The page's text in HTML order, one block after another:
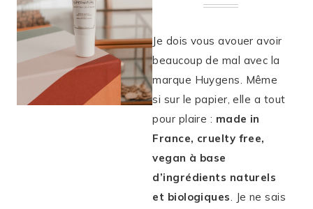
Je dois vous avouer avoir
beaucoup de mal avec la
marque Huygens. Même
si sur le papier, elle a tout
pour plaire : made in
France, cruelty free,
vegan à base
d’ingrédients naturels
et biologiques. Je ne sais